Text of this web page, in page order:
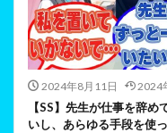
2024年8月11日 2024
【SS】先生が仕事を辞
いし、あらゆる手段を使